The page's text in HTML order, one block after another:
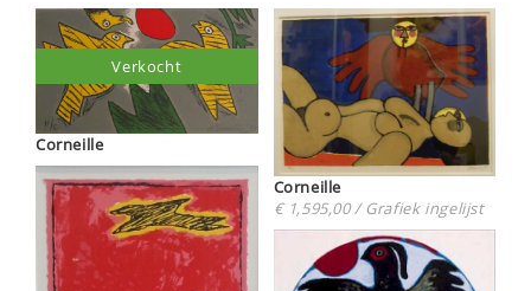
Corneille
Verkocht
Corneille
€ 1,595,00 / Grafiek ingelijst